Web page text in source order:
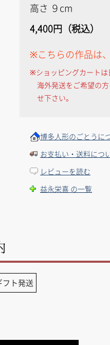
高さ ９cm
4,400円（税込）
※こちらの作品は
※ショッピングカートは
海外発送をご希望の
せ下さい。
博多人形のごとうに
お支払い・送料につ
レビューを読む
益永栄喜 の一覧